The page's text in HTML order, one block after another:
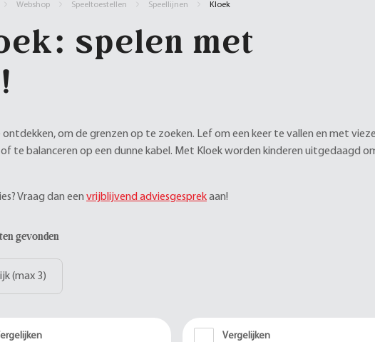
Webshop Speeltoestellen Speellijnen Kloek
spelen met
ontdekken, om de grenzen op te zoeken. Lef om een keer te vallen en met
te balanceren op een dunne kabel. Met Kloek worden kinderen uitgedaagd
Vraag dan een vrijblijvend adviesgesprekaan!
gevonden
(max 3)
Vergelijken